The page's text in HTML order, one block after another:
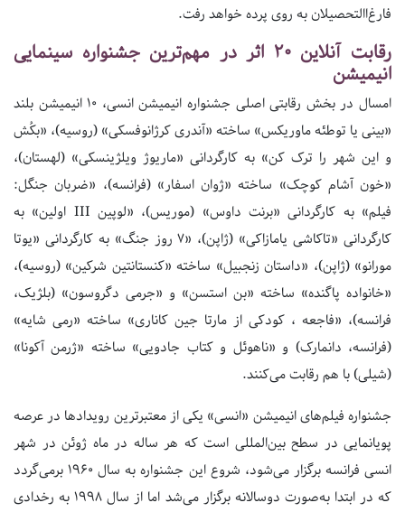
فارغ‌االتحصیلان به روی پرده خواهد رفت.
رقابت آنلاین ۲۰ اثر در مهم‌ترین جشنواره سینمایی
انیمیشن
امسال در بخش رقابتی اصلی جشنواره انیمیشن انسی، ۱۰ انیمیشن بلند
«بینی یا توطئه ماوریکس» ساخته «آندری کرژانوفسکی» (روسیه)، «بکُش
و این شهر را ترک کن» به کارگردانی «ماریوژ ویلژینسکی» (لهستان)،
«خون آشام کوچک» ساخته «ژوان اسفار» (فرانسه)، «ضربان جنگل:
فیلم» به کارگردانی «برنت داوس» (موریس)، «لوپین III اولین» به
کارگردانی «تاکاشی یامازاکی» (ژاپن)، «۷ روز جنگ» به کارگردانی «یوتا
مورانو» (ژاپن)، «داستان زنجبیل» ساخته «کنستانتین شرکین» (روسیه)،
«خانواده پاگنده» ساخته «بن استسن» و «جرمی دگروسون» (بلژیک،
فرانسه)، «فاجعه ، کودکی از مارتا جین کاناری» ساخته «رمی شایه»
(فرانسه، دانمارک) و «ناهوئل و کتاب جادویی» ساخته «ژرمن آکونا»
(شیلی) با هم رقابت می‌کنند.
جشنواره فیلم‌های انیمیشن «انسی» یکی از معتبرترین رویدادها در عرصه
پویانمایی در سطح بین‌المللی است که هر ساله در ماه ژوئن در شهر
انسی فرانسه برگزار می‌شود، شروع این جشنواره به سال ۱۹۶۰ برمی‌گردد
که در ابتدا به‌صورت دوسالانه برگزار می‌شد اما از سال ۱۹۹۸ به رخدادی